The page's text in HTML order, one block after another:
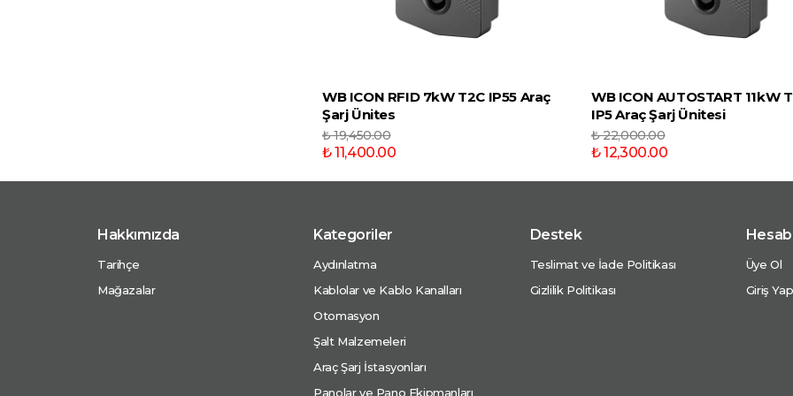
WB ICON RFID 7kW T2C IP55 Araç
Şarj Ünites
₺ 19,450.00
₺ 11,400.00
WB ICON AUTOSTART 11kW
IP5 Araç Şarj Ünitesi
₺ 22,000.00
₺ 12,300.00
Hakkımızda
Tarihçe
Mağazalar
Kategoriler
Aydınlatma
Kablolar ve Kablo Kanalları
Otomasyon
Şalt Malzemeleri
Araç Şarj İstasyonları
Panolar ve Pano Ekipmanları
Destek
Teslimat ve İade Politikası
Gizlilik Politikası
Üye Ol
Giriş Yap